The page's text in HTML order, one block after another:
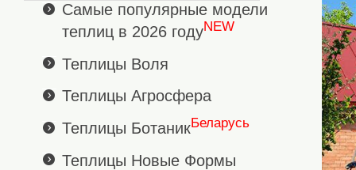
Самые популярные модели
теплиц в 2026 годуNEW
Теплицы Воля
Теплицы Агросфера
Теплицы БотаникБеларусь
Теплицы Новые Формы